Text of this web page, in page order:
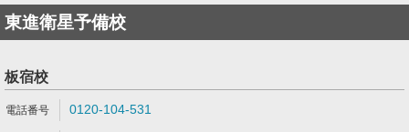
東進衛星予備校
板宿校
0120-104-531